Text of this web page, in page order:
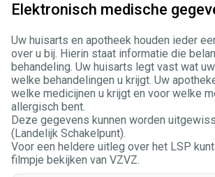
Elektronisch medische
Uw huisarts en apotheek houden ieder
over u bij. Hierin staat informatie die
behandeling. Uw huisarts legt vast wat
welke behandelingen u krijgt. Uw
welke medicijnen u krijgt en voor welke
allergisch bent.
Deze gegevens kunnen worden
(Landelijk Schakelpunt).
Voor een heldere uitleg over het LSP
filmpje bekijken van VZVZ.